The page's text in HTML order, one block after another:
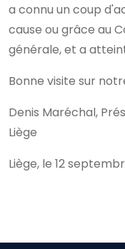
a connu un coup
cause ou grâce au
générale, et a
Bonne visite sur
Denis Maréchal,
Liège
Liège, le 12